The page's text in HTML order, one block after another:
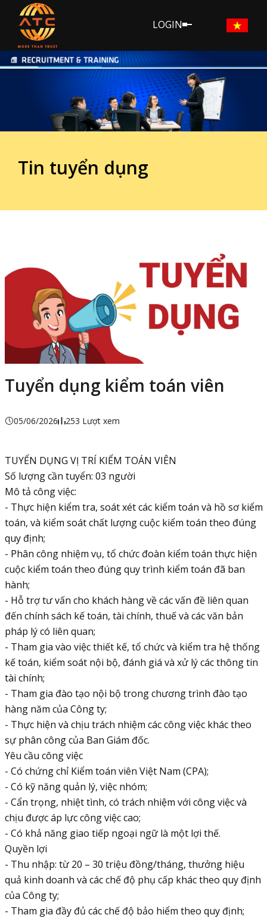
LOGIN
Tin tuyển dụng
Tuyển dụng kiểm toán viên
05/06/2026 253 Lượt xem
TUYỂN DỤNG VỊ TRÍ KIỂM TOÁN VIÊN
Số lượng cần tuyển: 03 người
Mô tả công việc:
- Thực hiện kiểm tra, soát xét các kiểm toán và hồ sơ kiểm
toán, và kiểm soát chất lượng cuộc kiểm toán theo đúng
quy định;
- Phân công nhiệm vụ, tổ chức đoàn kiểm toán thực hiện
cuộc kiểm toán theo đúng quy trình kiểm toán đã ban
hành;
- Hỗ trợ tư vấn cho khách hàng về các vấn đề liên quan
đến chính sách kế toán, tài chính, thuế và các văn bản
pháp lý có liên quan;
- Tham gia vào việc thiết kế, tổ chức và kiểm tra hệ thống
kế toán, kiểm soát nội bộ, đánh giá và xử lý các thông tin
tài chính;
- Tham gia đào tạo nội bộ trong chương trình đào tạo
hàng năm của Công ty;
- Thực hiện và chịu trách nhiệm các công việc khác theo
sự phân công của Ban Giám đốc.
Yêu cầu công việc
- Có chứng chỉ Kiểm toán viên Việt Nam (CPA);
- Có kỹ năng quản lý, việc nhóm;
- Cẩn trọng, nhiệt tình, có trách nhiệm với công việc và
chịu được áp lực công việc cao;
- Có khả năng giao tiếp ngoại ngữ là một lợi thế.
Quyền lợi
- Thu nhập: từ 20 – 30 triệu đồng/tháng, thưởng hiệu
quả kinh doanh và các chế độ phụ cấp khác theo quy định
của Công ty;
- Tham gia đầy đủ các chế độ bảo hiểm theo quy định;